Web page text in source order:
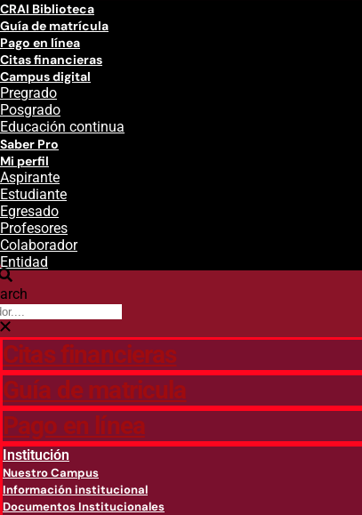
CRAI Biblioteca
Guía de matrícula
Pago en línea
Citas financieras
Campus digital
Pregrado
Posgrado
Educación continua
Saber Pro
Mi perfil
Aspirante
Estudiante
Egresado
Profesores
Colaborador
Entidad
Citas financieras
Guía de matricula
Pago en línea
Institución
Nuestro Campus
Información institucional
Documentos Institucionales